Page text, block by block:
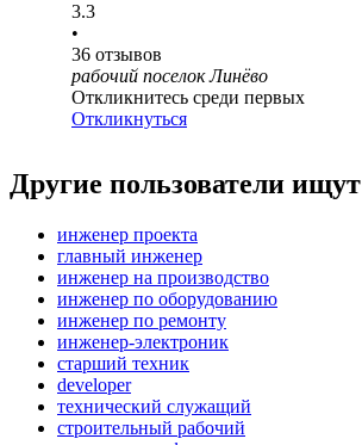
3.3
•
36 отзывов
рабочий поселок Линёво
Откликнитесь среди первых
Откликнуться
Другие пользователи ищут
инженер проекта
главный инженер
инженер на производство
инженер по оборудованию
инженер по ремонту
инженер-электроник
старший техник
developer
технический служащий
строительный рабочий